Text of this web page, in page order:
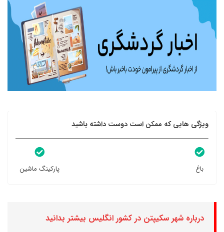
ویژگی هایی که ممکن است دوست داشته باشید
باغ پارکینگ ماشین
درباره شهر سکیپتن در کشور انگلیس بیشتر بدانید